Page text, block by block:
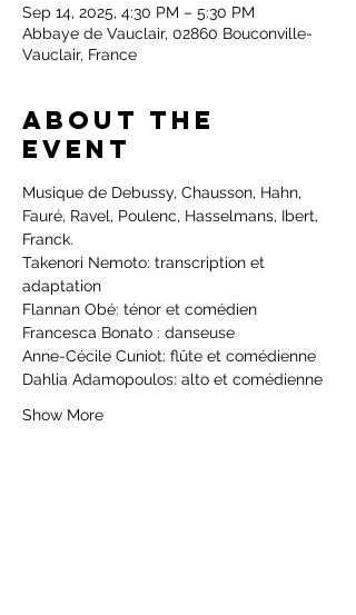
Sep 14, 2025, 4:30 PM – 5:30 PM
Abbaye de Vauclair, 02860 Bouconville-
Vauclair, France
About the
event
Musique de Debussy, Chausson, Hahn,
Fauré, Ravel, Poulenc, Hasselmans, Ibert,
Franck.
Takenori Nemoto: transcription et
adaptation
Flannan Obé: ténor et comédien
Francesca Bonato : danseuse
Anne-Cécile Cuniot: flûte et comédienne
Dahlia Adamopoulos: alto et comédienne
Show More